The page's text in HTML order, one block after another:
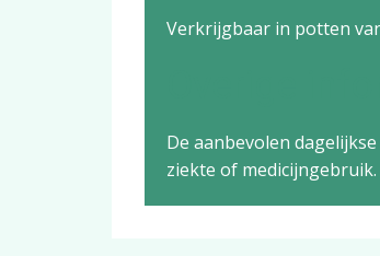
Verkrijgbaar in potten
De aanbevolen
ziekte of